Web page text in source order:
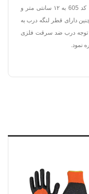
باشد. قطر چهار چوب درب ضد سرقت فلزی کد 605 به ۱۲ سانتی متر و
همچنین دارای قطر لنگه درب به
توجه درب ضد سرقت فلزی